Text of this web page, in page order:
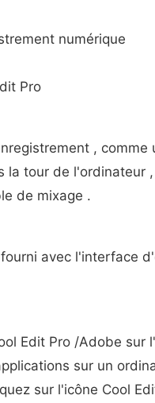
numérique
Pro
, comme
la tour de l'ordinateur
de mixage .
avec l'interface
Edit Pro /Adobe sur
sur un
sur l'icône Cool